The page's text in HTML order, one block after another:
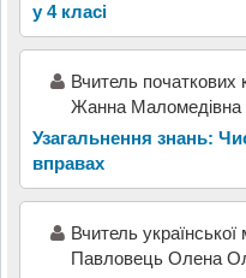
у 4 класі
Вчитель початкових
Жанна Маломедівна
Узагальнення знань:
вправах
Вчитель
Павловець Олена